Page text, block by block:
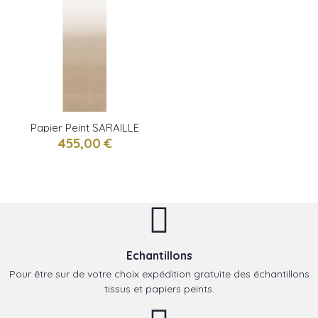
Papier Peint SARAILLE
Ecru DESIGNERS GUILD
455,00 €
Echantillons
Pour être sur de votre choix expédition gratuite des échantillons
tissus et papiers peints.